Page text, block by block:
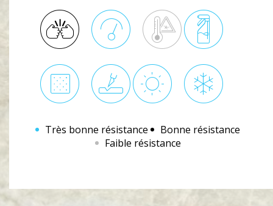
Très bonne résistance
Bonne résistance
Faible résistance